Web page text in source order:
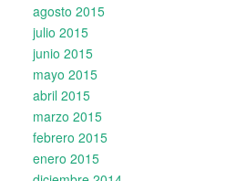
agosto 2015
julio 2015
junio 2015
mayo 2015
abril 2015
marzo 2015
febrero 2015
enero 2015